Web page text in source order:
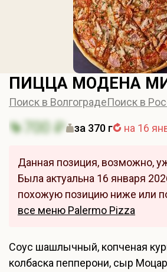
ПИЦЦА МОДЕНА
Поиск в ВолгоградеПоиск в
700 ₽ за 370 г на 16
Данная позиция, возможно,
Была актуальна 16 января
похожую позицию ниже или
все меню Palermo Pizza
Соус шашлычный, копченая
колбаска пепперони, сыр